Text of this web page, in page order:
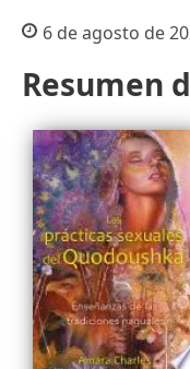
6 de agosto de
Resumen